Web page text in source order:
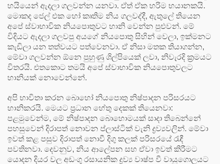
හයියෙන් ඇදලා ගලවන්න යනවා. ඒත් ඒක හරිම භයානකයි.
මොකද ජෙල් එක හෝ කෘතිම නිය ගලවද්දී, ඇතුලේ තියෙන
අපේ ස්වාභාවික නියපොතුවට හානි වෙන්න පුළුවන්. මේ
විදියට ඇදලා ගලවපු අයගේ නියපොතු සිහින් වෙලා, ඉක්මනට
කැඩිලා යන තත්වයට පත්වෙනවා. ඒ නිසා මතක තියාගන්න,
මේවා ගලවන්න ඕනෙ පුහුණු ශිල්පියෙක් ලවා, නිවැරදි ක්‍රමයට
විතරයි. එතකොට තමයි අපේ ස්වාභාවික නියපොතුවලට
හානියක් නොවෙන්නේ.
අපි භාවිතා කරන බොහෝ නියපොතු නිෂ්පාදන පරිසරයට
හානිකරයි. මෙයට ප්‍රධාන හේතු දෙකක් තියෙනවා:
පළමුවෙන්ම, මේ නිෂ්පාදන බොහොමයක් සාදා තිබෙන්නේ
පහසුවෙන් දිරාපත් නොවන ප්ලාස්ටික් වැනි ද්‍රව්‍යවලින්. මේවා
ඉවත් කළ පසුව දිරාපත් නොවී දිගු කලක් පරිසරයේ රැඳී
පවතිනවා. දෙවනුව, නිය ආලේපන සහ ඒවා ඉවත් කිරීමට
යොදන දියර වල අඩංගු රසායනික ද්‍රව්‍ය වාෂ්ප වී වායුගොලයට